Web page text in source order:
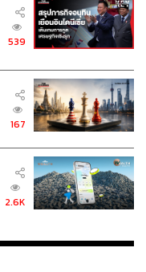
539
167
2.6K